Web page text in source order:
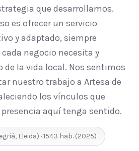
que desarrollamos.
es ofrecer un servicio
y adaptado, siempre
negocio necesita y
de la vida local. Nos sentimos
nuestro trabajo a Artesa de
los vínculos que
aquí tenga sentido.
, Lleida) ·1543 hab. (2025)